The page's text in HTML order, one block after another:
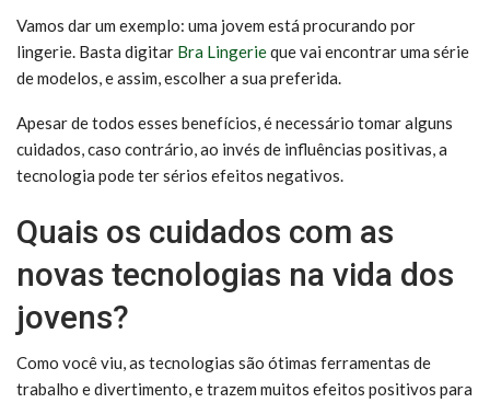
Vamos dar um exemplo: uma jovem está procurando por
lingerie. Basta digitar Bra Lingerieque vai encontrar uma série
de modelos, e assim, escolher a sua preferida.
Apesar de todos esses benefícios, é necessário tomar alguns
cuidados, caso contrário, ao invés de influências positivas, a
tecnologia pode ter sérios efeitos negativos.
Quais os cuidados com as
novas tecnologias na vida dos
jovens?
Como você viu, as tecnologias são ótimas ferramentas de
trabalho e divertimento, e trazem muitos efeitos positivos para